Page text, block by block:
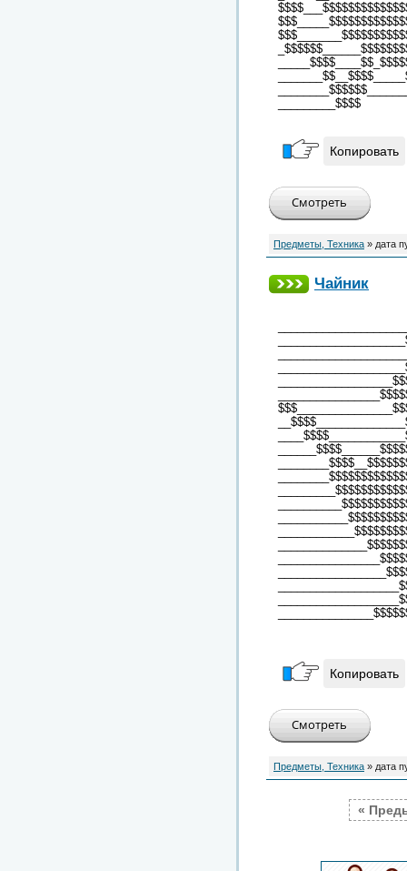
_________$$$$
Копировать
Предметы, Техника » дата
Чайник
Копировать
Предметы, Техника » дата
«